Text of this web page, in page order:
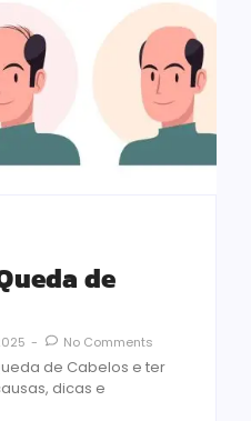
de
- No Comments
de Cabelos e ter
dicas e